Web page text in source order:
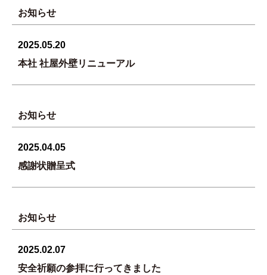
お知らせ
2025.05.20
本社 社屋外壁リニューアル
お知らせ
2025.04.05
感謝状贈呈式
お知らせ
2025.02.07
安全祈願の参拝に行ってきました